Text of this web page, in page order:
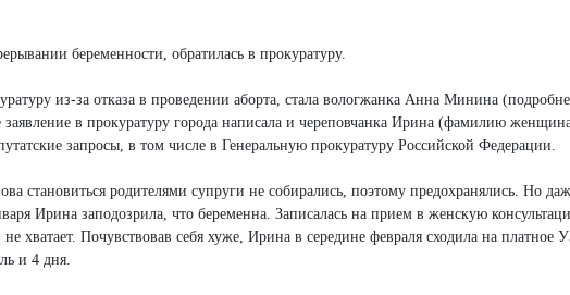
беременности, обратилась в прокуратуру.
из-за отказа в проведении аборта, стала вологжанка Анна Минина
в прокуратуру города написала и череповчанка Ирина (фамилию
запросы, в том числе в Генеральную прокуратуру Российской Федерации.
становиться родителями супруги не собирались, поэтому предохранялись. Но
Ирина заподозрила, что беременна. Записалась на прием в женскую
хватает. Почувствовав себя хуже, Ирина в середине февраля сходила на платное
и 4 дня.